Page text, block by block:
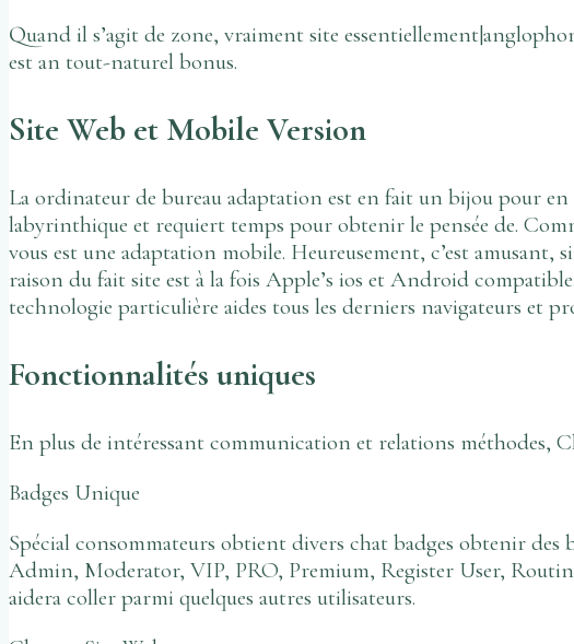
Quand il s’agit de zone, vraiment site
est an tout-naturel bonus.
Site Web et Mobile Version
La ordinateur de bureau adaptation est en fait un bijou pour en
labyrinthique et requiert temps pour obtenir le pensée de.
vous est une adaptation mobile. Heureusement, c’est
raison du fait site est à la fois Apple’s ios et Android
technologie particulière aides tous les derniers navigateurs et
Fonctionnalités uniques
En plus de intéressant communication et relations méthodes,
Badges Unique
Spécial consommateurs obtient divers chat badges obtenir des
Admin, Moderator, VIP, PRO, Premium, Register User,
aidera coller parmi quelques autres utilisateurs.